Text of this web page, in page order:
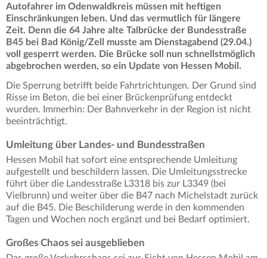
Autofahrer im Odenwaldkreis müssen mit heftigen
Einschränkungen leben. Und das vermutlich für längere
Zeit. Denn die 64 Jahre alte Talbrücke der Bundesstraße
B45 bei Bad König/Zell musste am Dienstagabend (29.04.)
voll gesperrt werden. Die Brücke soll nun schnellstmöglich
abgebrochen werden, so ein Update von Hessen Mobil.
Die Sperrung betrifft beide Fahrtrichtungen. Der Grund sind
Risse im Beton, die bei einer Brückenprüfung entdeckt
wurden. Immerhin: Der Bahnverkehr in der Region ist nicht
beeinträchtigt.
Umleitung über Landes- und Bundesstraßen
Hessen Mobil hat sofort eine entsprechende Umleitung
aufgestellt und beschildern lassen. Die Umleitungsstrecke
führt über die Landesstraße L3318 bis zur L3349 (bei
Vielbrunn) und weiter über die B47 nach Michelstadt zurück
auf die B45. Die Beschilderung werde in den kommenden
Tagen und Wochen noch ergänzt und bei Bedarf optimiert.
Großes Chaos sei ausgeblieben